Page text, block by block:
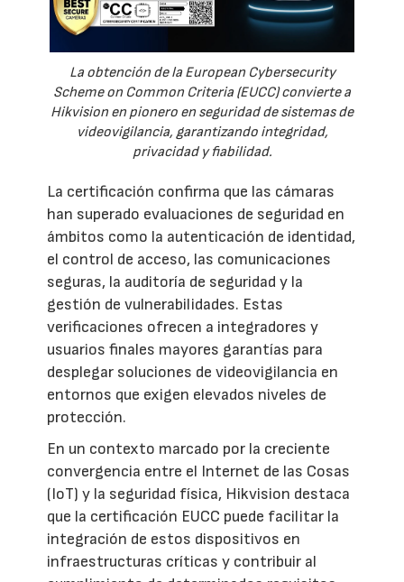
La obtención de la European Cybersecurity
Scheme on Common Criteria (EUCC) convierte a
Hikvision en pionero en seguridad de sistemas de
videovigilancia, garantizando integridad,
privacidad y fiabilidad.
La certificación confirma que las cámaras
han superado evaluaciones de seguridad en
ámbitos como la autenticación de identidad,
el control de acceso, las comunicaciones
seguras, la auditoría de seguridad y la
gestión de vulnerabilidades. Estas
verificaciones ofrecen a integradores y
usuarios finales mayores garantías para
desplegar soluciones de videovigilancia en
entornos que exigen elevados niveles de
protección.
En un contexto marcado por la creciente
convergencia entre el Internet de las Cosas
(IoT) y la seguridad física, Hikvision destaca
que la certificación EUCC puede facilitar la
integración de estos dispositivos en
infraestructuras críticas y contribuir al